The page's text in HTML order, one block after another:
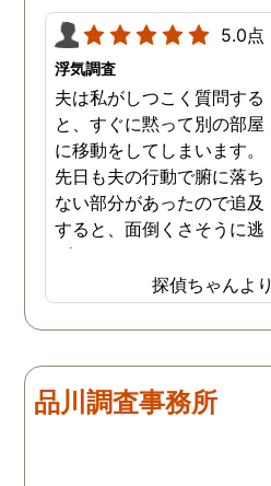
5.0点
浮気調査
夫は私がしつこく質問する
と、すぐに黙って別の部屋
に移動をしてしまいます。
先日も夫の行動で腑に落ち
ない部分があったので追及
すると、面倒くさそうに逃
げてしまいました。そこで
探偵に夫の行動について調
査をしてもらうと、やはり
私の想像通り女と頻繁に会
た。さらに探偵が入手した
証拠から二人が肉体関係を
探偵ちゃんより
品川調査事務所